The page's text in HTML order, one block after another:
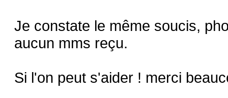
Je constate le même soucis,
aucun mms reçu.
Si l'on peut s'aider ! merci